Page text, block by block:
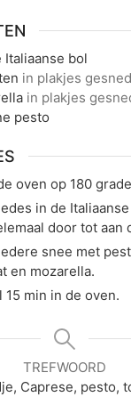
Italiaanse bol
in plakjes
in plakjes
pesto
oven op 180
in de
door tot aan
snee met
en mozarella.
15 min in de oven.
TREFWOORD
Caprese, pesto,